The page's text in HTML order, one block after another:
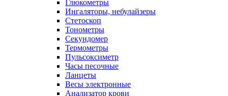
Глюкометры
Ингаляторы, небулайзеры
Стетоскоп
Тонометры
Секундомер
Термометры
Пульсоксиметр
Часы песочные
Ланцеты
Весы электронные
Анализатор крови